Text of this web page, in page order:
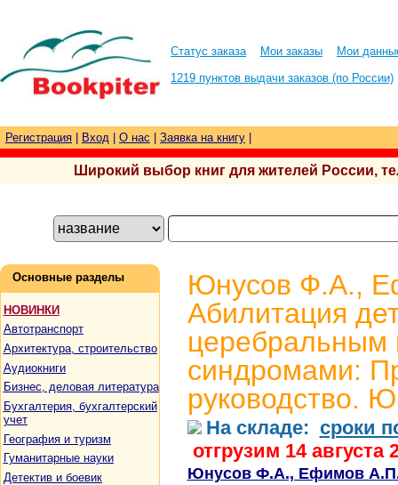
Статус заказа Мои заказы
Мои
1219 пунктов выдачи заказов (по России)
Регистрация Вход О нас Заявка на книгу
Широкий выбор книг для жителей России,
Основные разделы
НОВИНКИ
Автотранспорт
Архитектура, строительство
Аудиокниги
Бизнес, деловая литература
Бухгалтерия, бухгалтерский
учет
География и туризм
Гуманитарные науки
Детектив и боевик
Юнусов Ф.А.,
Абилитация
церебральным
синдромами:
руководство.
На складе: сроки
отгрузим 14 августа
Юнусов Ф.А., Ефимов